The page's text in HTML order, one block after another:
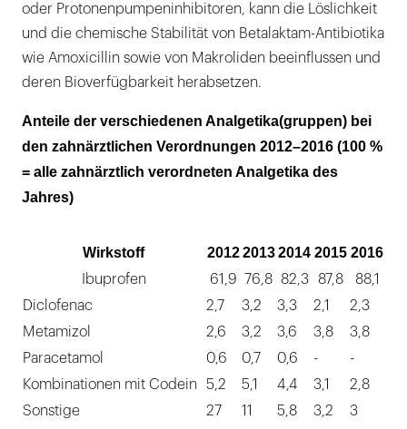
oder Protonenpumpeninhibitoren, kann die Löslichkeit
und die chemische Stabilität von Betalaktam-Antibiotika
wie Amoxicillin sowie von Makroliden beeinflussen und
deren Bioverfügbarkeit herabsetzen.
Anteile der verschiedenen Analgetika(gruppen) bei
den zahnärztlichen Verordnungen 2012–2016 (100 %
= alle zahnärztlich verordneten Analgetika des
Jahres)
Wirkstoff 2012 2013 2014 2015 2016
Ibuprofen 61,9 76,8 82,3 87,8
88,1
Diclofenac
2,7 3,2 3,3 2,1
2,3
Metamizol
2,6 3,2 3,6 3,8
3,8
Paracetamol
0,6 0,7 0,6 -
-
Kombinationen mit Codein
5,2 5,1 4,4 3,1
2,8
Sonstige
27 11 5,8 3,2 3